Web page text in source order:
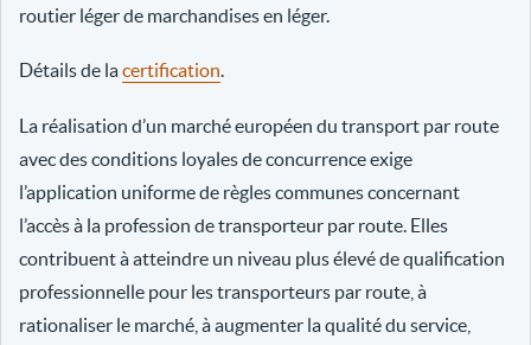
routier léger de marchandises en léger.
Détails de lacertification.
La réalisation d’un marché européen du transport par route
avec des conditions loyales de concurrence exige
l’application uniforme de règles communes concernant
l’accès à la profession de transporteur par route. Elles
contribuent à atteindre un niveau plus élevé de qualification
professionnelle pour les transporteurs par route, à
rationaliser le marché, à augmenter la qualité du service,